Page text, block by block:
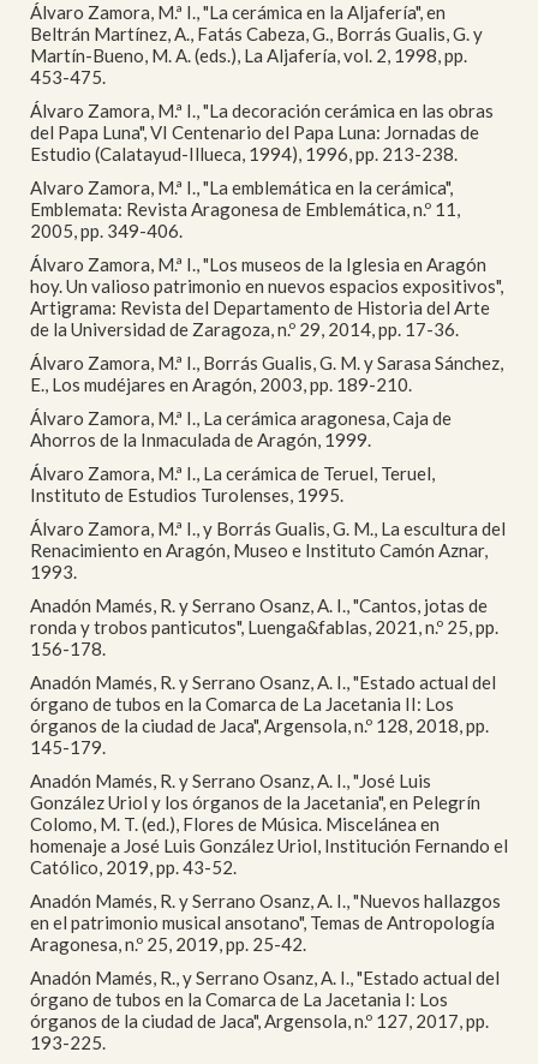
Álvaro Zamora, M.ª I., "La cerámica en la Aljafería", en
Beltrán Martínez, A., Fatás Cabeza, G., Borrás Gualis, G. y
Martín-Bueno, M. A. (eds.), La Aljafería, vol. 2, 1998, pp.
453-475.
Álvaro Zamora, M.ª I., "La decoración cerámica en las obras
del Papa Luna", VI Centenario del Papa Luna: Jornadas de
Estudio (Calatayud-Illueca, 1994), 1996, pp. 213-238.
Alvaro Zamora, M.ª I., "La emblemática en la cerámica",
Emblemata: Revista Aragonesa de Emblemática, n.º 11,
2005, pp. 349-406.
Álvaro Zamora, M.ª I., "Los museos de la Iglesia en Aragón
hoy. Un valioso patrimonio en nuevos espacios expositivos",
Artigrama: Revista del Departamento de Historia del Arte
de la Universidad de Zaragoza, n.º 29, 2014, pp. 17-36.
Álvaro Zamora, M.ª I., Borrás Gualis, G. M. y Sarasa Sánchez,
E., Los mudéjares en Aragón, 2003, pp. 189-210.
Álvaro Zamora, M.ª I., La cerámica aragonesa, Caja de
Ahorros de la Inmaculada de Aragón, 1999.
Álvaro Zamora, M.ª I., La cerámica de Teruel, Teruel,
Instituto de Estudios Turolenses, 1995.
Álvaro Zamora, M.ª I., y Borrás Gualis, G. M., La escultura del
Renacimiento en Aragón, Museo e Instituto Camón Aznar,
1993.
Anadón Mamés, R. y Serrano Osanz, A. I., "Cantos, jotas de
ronda y trobos panticutos", Luenga&fablas, 2021, n.º 25, pp.
156-178.
Anadón Mamés, R. y Serrano Osanz, A. I., "Estado actual del
órgano de tubos en la Comarca de La Jacetania II: Los
órganos de la ciudad de Jaca", Argensola, n.º 128, 2018, pp.
145-179.
Anadón Mamés, R. y Serrano Osanz, A. I., "José Luis
González Uriol y los órganos de la Jacetania", en Pelegrín
Colomo, M. T. (ed.), Flores de Música. Miscelánea en
homenaje a José Luis González Uriol, Institución Fernando el
Católico, 2019, pp. 43-52.
Anadón Mamés, R. y Serrano Osanz, A. I., "Nuevos hallazgos
en el patrimonio musical ansotano", Temas de Antropología
Aragonesa, n.º 25, 2019, pp. 25-42.
Anadón Mamés, R., y Serrano Osanz, A. I., "Estado actual del
órgano de tubos en la Comarca de La Jacetania I: Los
órganos de la ciudad de Jaca", Argensola, n.º 127, 2017, pp.
193-225.